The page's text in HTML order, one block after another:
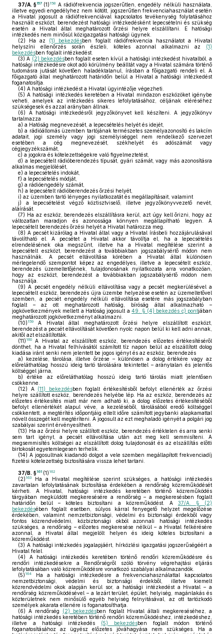
37/A. §157 (1) 158 A rádiófrekvencia jogszerűtlen, engedély nélküli használata,
illetve egyedi engedélyhez nem kötött, jogszerűtlen frekvenciahasználat esetén
a Hivatal jogosult a rádiófrekvenciával kapcsolatos tevékenység folytatásához
használt eszközt, berendezést hatósági intézkedésként lepecsételni és szükség
esetén a Hivatal által meghatározott őrzési helyre elszállítani. E hatósági
intézkedés nem minősül közigazgatási hatósági ügynek.
(2) Ha az (1) bekezdésben foglalt rádiófrekvencia használatot a Hivatal
helyszíni ellenőrzés során észleli, köteles azonnal alkalmazni az (1)
bekezdésben foglalt intézkedést.
(3) A (2) bekezdésben foglalt eseten kívül a hatósági intézkedést hivatalból, a
hatósági intézkedésre okot adó körülmény beálltát vagy a Hivatal számára történő
tudomásra jutását követően haladéktalanul, írásban a főigazgató rendeli el. A
főigazgató által meghatározott határidőn belül a Hivatal a hatósági intézkedést
foganatosítja.
(4) A hatósági intézkedést a Hivatal ügyintézője végezheti.
(5) A hatósági intézkedés keretében a Hivatal mindazon eszközöket igénybe
veheti, amelyek az intézkedés sikeres lefolytatásához, céljának eléréséhez
szükségesek és azzal arányban állnak.
(6) A hatósági intézkedésről jegyzőkönyvet kell készíteni. A jegyzőkönyv
tartalmazza
a) a Hatóság megnevezését, a lepecsételés helyét és idejét,
b) a rádióállomás üzemben tartójának természetes személyazonosító és lakcím
adatait, jogi személy vagy jogi személyiséggel nem rendelkező szervezet
esetében a cég megnevezését, székhelyét és adószámát vagy
cégjegyzékszámát,
c) a jogokra és kötelezettségekre való figyelmeztetést,
d) a lepecsételt rádióberendezés típusát, gyári számát, vagy más azonosításra
alkalmas megjelölését,
e) a lepecsételés indokát,
f) a lepecsételés módját,
g) a rádióengedély számát,
h) a lepecsételt rádióberendezés őrzési helyét,
i) az üzemben tartó lényeges nyilatkozatát és megállapításait, valamint
j) a lepecsételést végző köztisztviselő, illetve jegyzőkönyvvezető nevét,
aláírását.
(7) Ha az eszköz, berendezés elszállításra kerül, azt úgy kell őrizni, hogy az
változatlan maradjon és azonossága könnyen megállapítható legyen. A
lepecsételt berendezés őrzési helyét a Hivatal határozza meg.
(8) A pecsét kizárólag a Hivatal által vagy a Hivatal írásbeli hozzájárulásával
távolítható el. A pecsétet a Hivatal akkor távolítja el, ha a lepecsételés
elrendelésének oka megszűnt, illetve ha a Hivatal megítélése szerint a
lepecsételt eszközt, berendezést a továbbiakban jogszabálysértő módon nem
használnák. A pecsét eltávolítása körében a Hivatal által különösen
mérlegelendő szempontot képez az engedélyes, illetve a lepecsételt eszköz,
berendezés üzemeltetőjének, tulajdonosának nyilatkozata arra vonatkozóan,
hogy az eszközt, berendezést a továbbiakban jogszabálysértő módon nem
használja.
(9) A pecsét engedély nélküli eltávolítása vagy a pecsét megkerülésével a
lepecsételt eszköz, berendezés újra üzembe helyezése esetén az üzemeltetővel
szemben, a pecsét engedély nélküli eltávolítása esetére más jogszabályban
foglalt – az ott meghatározott hatóság, bíróság által alkalmazható –
jogkövetkezmények mellett a Hatóság jogosult a49. § (4) bekezdés c) pontjában
meghatározott jogkövetkezményt alkalmazni.
(10) 159
A Hivatal által meghatározott őrzési helyre elszállított eszközt,
berendezést a pecsét eltávolítását követően nyolc napon belül ki kell adni annak,
akitől azt elszállították.
(11) 160
A Hivatal az elszállított eszköz, berendezés előzetes értékesítéséről
dönthet, ha a Hivatal felhívásától számított tíz napon belül az elszállított dolog
kiadása iránt senki nem jelentett be jogos igényt és az eszköz, berendezés
a) kezelése, tárolása, illetve őrzése – különösen a dolog értékére vagy az
előreláthatólag hosszú ideig tartó tárolására tekintettel – aránytalan és jelentős
költséggel járna,
b) értéke az előreláthatólag hosszú ideig tartó tárolás miatt jelentősen
csökkenne.
(12) A (11) bekezdésben foglalt értékesítésből befolyt ellenérték az őrzési
helyre szállított eszköz, berendezés helyébe lép. Ha az eszköz, berendezés az
előzetes értékesítés miatt már nem adható ki, a dolog előzetes értékesítéséből
befolyt ellenértékét alapul véve, a kezeléséből, tárolásából eredő költséggel
csökkentett, a megtérítés időpontjáig eltelt időre számított jegybanki alapkamattal
növelt összegét kell megtéríteni. A jogosult az ezt meghaladó igényét a polgári jog
szabályai szerint érvényesítheti.
(13) Ha az őrzési helyre szállított eszköz, berendezés értéktelen és arra senki
sem tart igényt, a pecsét eltávolítása után azt meg kell semmisíteni. A
megsemmisítés költségei az elszállított dolog tulajdonosát és az elszállítás előtti
birtokosát egyetemlegesen terhelik.
(14) A jogosultnak kiadandó dolgot a vele szemben megállapított frekvenciadíj
fizetési kötelezettség biztosítására vissza lehet tartani.
37/B. §161 (1) 162
(2) 163
Ha a Hivatal megítélése szerint szükséges, a hatósági intézkedés
zavartalan lefolytatásának biztosítása érdekében a rendőrség közreműködését
kérheti. A Hivatal, hatósági intézkedés keretében történő közreműködés
tárgyában megküldött megkeresésére a rendőrség – a megkeresésben foglalt
határidőn belül – köteles biztosítani a közreműködést. A 37/A. § (2)
bekezdésében foglalt esetben, súlyos kárral fenyegető helyzet megelőzése
érdekében, valamint nemzetbiztonsági, védelmi és biztonsági érdekből vagy
fontos közrendvédelmi, közbiztonsági okból azonnali hatósági intézkedés
szükséges, a rendőrség – előzetes megkeresése nélkül – a Hivatal felkérésére
azonnal, a Hivatal által megjelölt helyen és ideig köteles biztosítani a
közreműködést.
(3) A hatósági intézkedés jogalapjáért, hírközlési igazgatási jogszerűségéért a
Hivatal felel.
(4) A hatósági intézkedés keretében történő rendőri közreműködésre és
rendőri intézkedésekre a Rendőrségről szóló törvény végrehajtási eljárás
lefolytatásában való közreműködésre vonatkozó szabályai alkalmazandók.
(5) 164
Ha a hatósági intézkedésre a frekvenciahasználattal kapcsolatos
nemzetbiztonsági, védelmi és biztonsági érdekből, illetve kiemelt
közrendvédelmi okok alapján kerül sor, a hatósági intézkedést a Hivatal – a
rendőrség közreműködésével – a lezárt terület, épület, helyiség, magánlakás és
közterületnek nem minősülő egyéb helyiség felnyitásával, az ott tartózkodó
személyek akarata ellenére is foganatosíthatja.
(6) A rendőrség (2) bekezdésben foglalt Hivatal általi megkereséséhez, a
hatósági intézkedés keretében történő rendőri közreműködéshez, intézkedéshez,
illetve a hatósági intézkedés (5) bekezdésben foglalt módon történő
foganatosításához az ügyész előzetes jóváhagyása nem szükséges. Ha a